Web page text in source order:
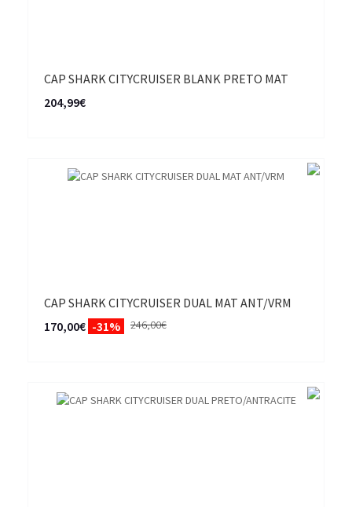
CAP SHARK CITYCRUISER BLANK PRETO MAT
204,99€
CAP SHARK CITYCRUISER DUAL MAT ANT/VRM
170,00€ -31% 246,00€